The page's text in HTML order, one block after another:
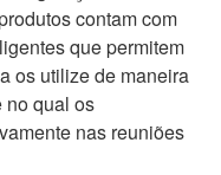
contam com
que permitem
os utilize de maneira
no qual os
nas reuniões